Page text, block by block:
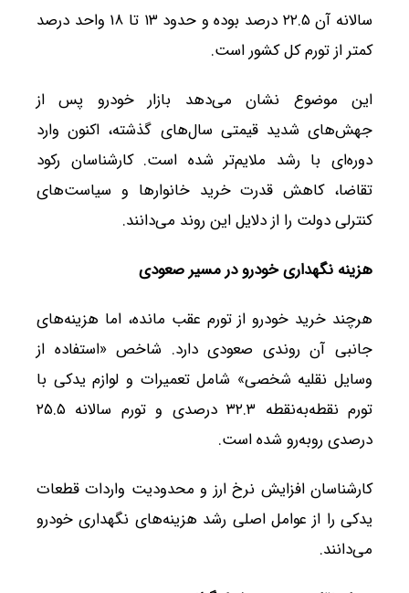
سالانه آن ۲۲.۵ درصد بوده و حدود ۱۳ تا ۱۸ واحد درصد
کمتر از تورم کل کشور است.
این موضوع نشان می‌دهد بازار خودرو پس از
جهش‌های شدید قیمتی سال‌های گذشته، اکنون وارد
دوره‌ای با رشد ملایم‌تر شده است. کارشناسان رکود
تقاضا، کاهش قدرت خرید خانوارها و سیاست‌های
کنترلی دولت را از دلایل این روند می‌دانند.
هزینه نگهداری خودرو در مسیر صعودی
هرچند خرید خودرو از تورم عقب مانده، اما هزینه‌های
جانبی آن روندی صعودی دارد. شاخص «استفاده از
وسایل نقلیه شخصی» شامل تعمیرات و لوازم یدکی با
تورم نقطه‌به‌نقطه ۳۲.۳ درصدی و تورم سالانه ۲۵.۵
درصدی روبه‌رو شده است.
کارشناسان افزایش نرخ ارز و محدودیت واردات قطعات
یدکی را از عوامل اصلی رشد هزینه‌های نگهداری خودرو
می‌دانند.